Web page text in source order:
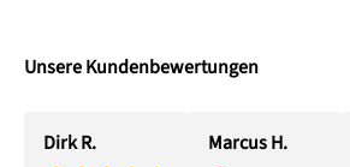
Unsere Kundenbewertungen
Dirk R.
Marcus H.